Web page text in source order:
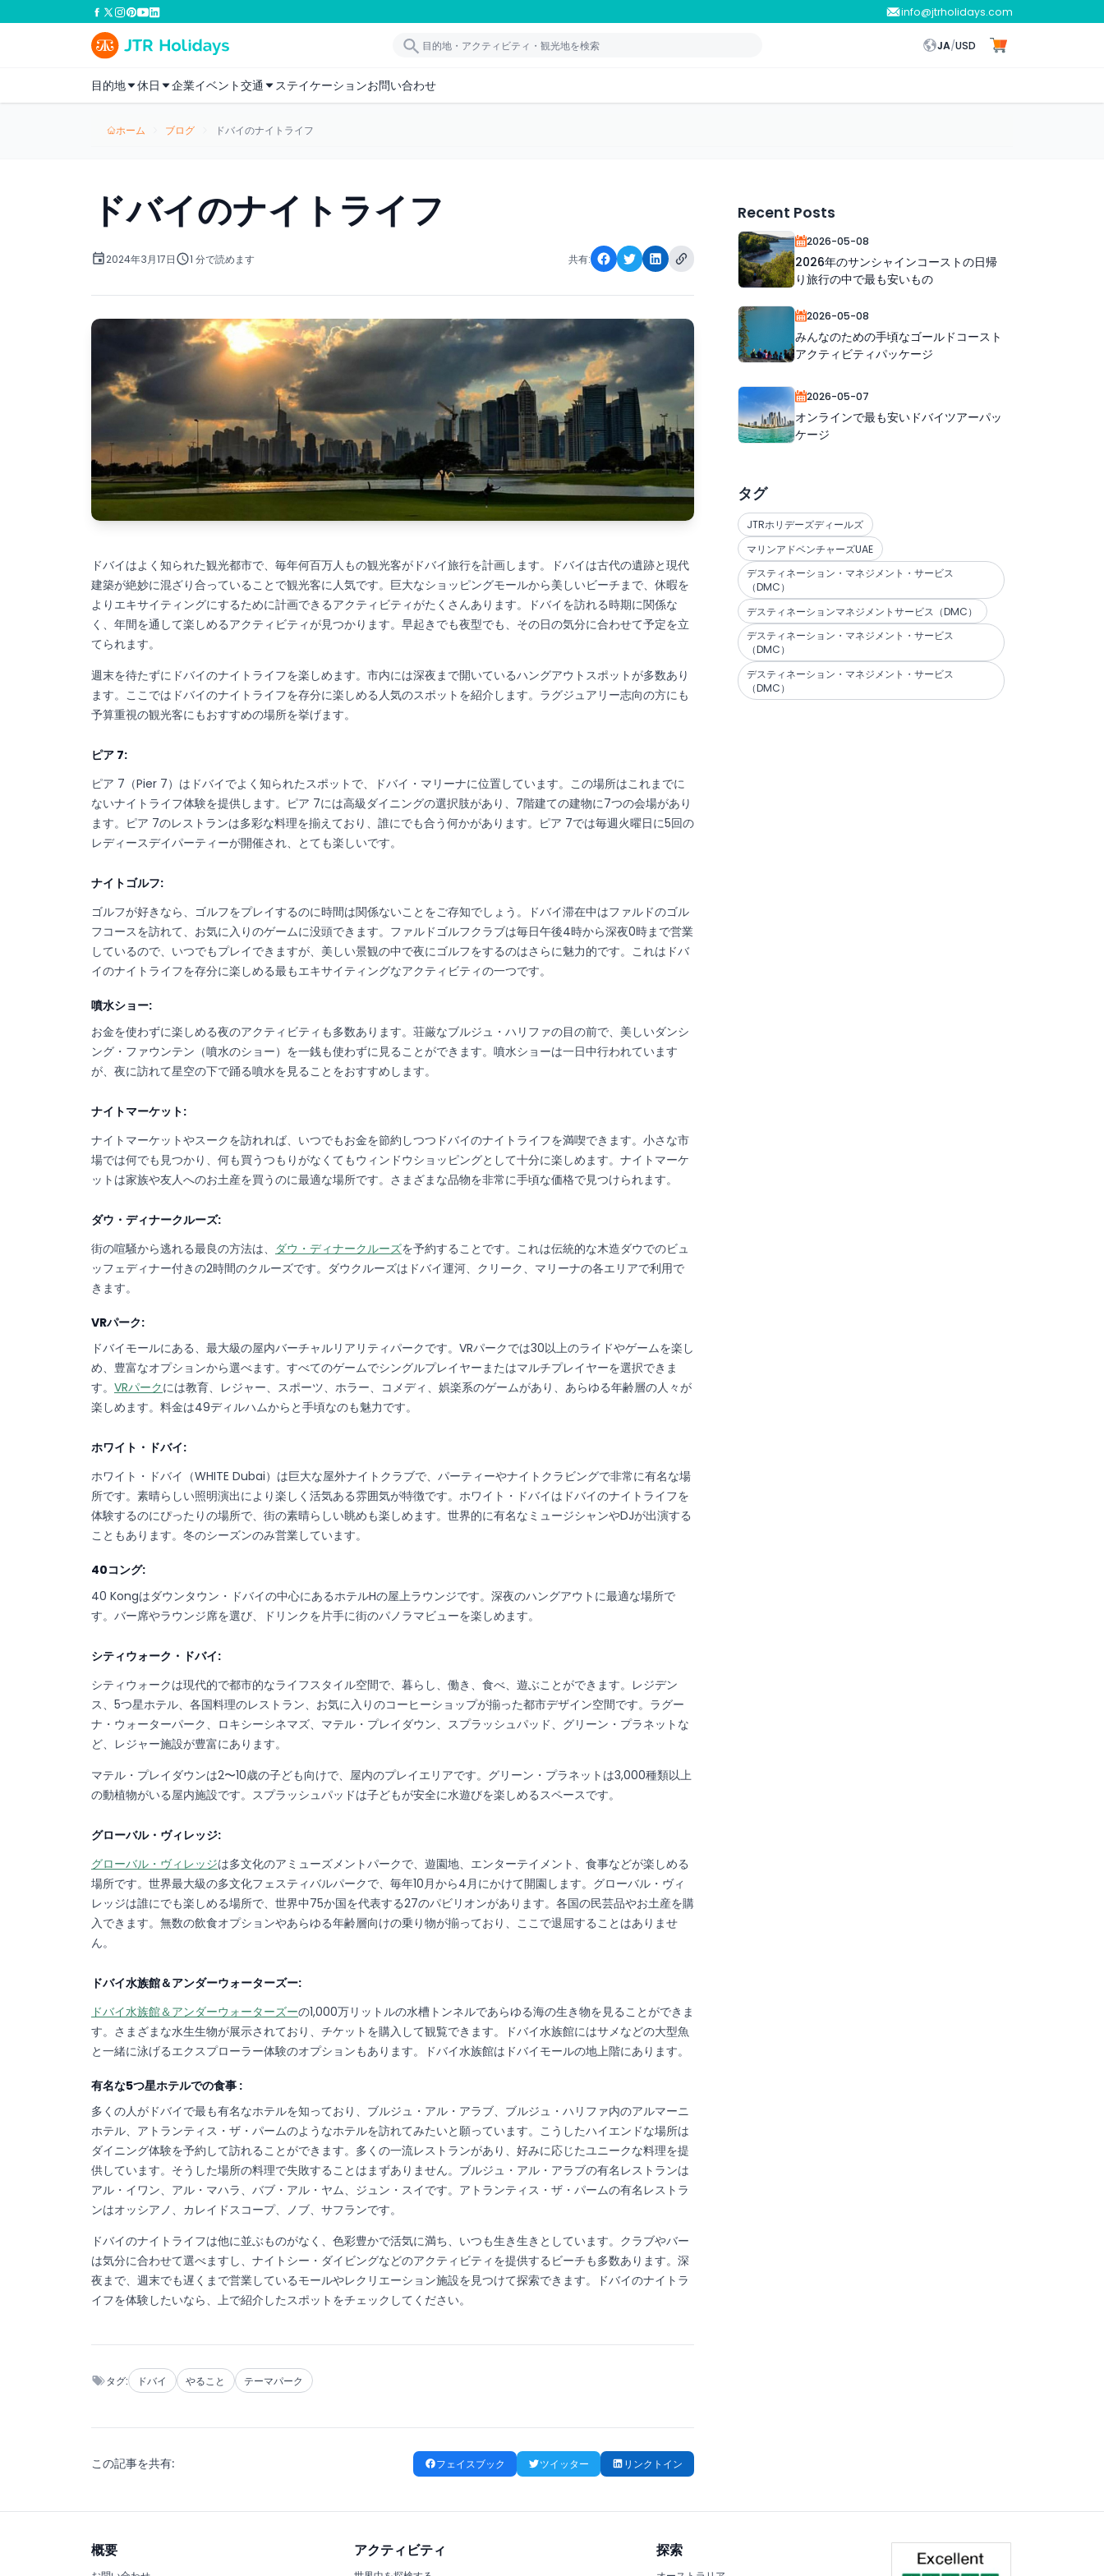
info@jtrholidays.com
JA/USD
目的地 休日 企業イベント交通 ステイケーションお問い合わせ
ホーム ブログ ドバイのナイトライフ
ドバイのナイトライフ
2024年3月17日 1 分で読めます 共有:
ドバイはよく知られた観光都市で、毎年何百万人もの観光客がドバイ旅行を計画します。ドバイは古代の遺跡と現代
建築が絶妙に混ざり合っていることで観光客に人気です。巨大なショッピングモールから美しいビーチまで、休暇を
よりエキサイティングにするために計画できるアクティビティがたくさんあります。ドバイを訪れる時期に関係な
く、年間を通して楽しめるアクティビティが見つかります。早起きでも夜型でも、その日の気分に合わせて予定を立
てられます。
週末を待たずにドバイのナイトライフを楽しめます。市内には深夜まで開いているハングアウトスポットが多数あり
ます。ここではドバイのナイトライフを存分に楽しめる人気のスポットを紹介します。ラグジュアリー志向の方にも
予算重視の観光客にもおすすめの場所を挙げます。
ピア 7:
ピア 7（Pier 7）はドバイでよく知られたスポットで、ドバイ・マリーナに位置しています。この場所はこれまでに
ないナイトライフ体験を提供します。ピア 7には高級ダイニングの選択肢があり、7階建ての建物に7つの会場があり
ます。ピア 7のレストランは多彩な料理を揃えており、誰にでも合う何かがあります。ピア 7では毎週火曜日に5回の
レディースデイパーティーが開催され、とても楽しいです。
ナイトゴルフ:
ゴルフが好きなら、ゴルフをプレイするのに時間は関係ないことをご存知でしょう。ドバイ滞在中はファルドのゴル
フコースを訪れて、お気に入りのゲームに没頭できます。ファルドゴルフクラブは毎日午後4時から深夜0時まで営業
しているので、いつでもプレイできますが、美しい景観の中で夜にゴルフをするのはさらに魅力的です。これはドバ
イのナイトライフを存分に楽しめる最もエキサイティングなアクティビティの一つです。
噴水ショー:
お金を使わずに楽しめる夜のアクティビティも多数あります。荘厳なブルジュ・ハリファの目の前で、美しいダンシ
ング・ファウンテン（噴水のショー）を一銭も使わずに見ることができます。噴水ショーは一日中行われています
が、夜に訪れて星空の下で踊る噴水を見ることをおすすめします。
ナイトマーケット:
ナイトマーケットやスークを訪れれば、いつでもお金を節約しつつドバイのナイトライフを満喫できます。小さな市
場では何でも見つかり、何も買うつもりがなくてもウィンドウショッピングとして十分に楽しめます。ナイトマーケ
ットは家族や友人へのお土産を買うのに最適な場所です。さまざまな品物を非常に手頃な価格で見つけられます。
ダウ・ディナークルーズ:
街の喧騒から逃れる最良の方法は、 ダウ・ディナークルーズを予約することです。これは伝統的な木造ダウでのビュ
ッフェディナー付きの2時間のクルーズです。ダウクルーズはドバイ運河、クリーク、マリーナの各エリアで利用で
きます。
VRパーク:
ドバイモールにある、最大級の屋内バーチャルリアリティパークです。VRパークでは30以上のライドやゲームを楽し
め、豊富なオプションから選べます。すべてのゲームでシングルプレイヤーまたはマルチプレイヤーを選択できま
す。 VRパークには教育、レジャー、スポーツ、ホラー、コメディ、娯楽系のゲームがあり、あらゆる年齢層の人々が
楽しめます。料金は49ディルハムからと手頃なのも魅力です。
ホワイト・ドバイ:
ホワイト・ドバイ（WHITE Dubai）は巨大な屋外ナイトクラブで、パーティーやナイトクラビングで非常に有名な場
所です。素晴らしい照明演出により楽しく活気ある雰囲気が特徴です。ホワイト・ドバイはドバイのナイトライフを
体験するのにぴったりの場所で、街の素晴らしい眺めも楽しめます。世界的に有名なミュージシャンやDJが出演する
こともあります。冬のシーズンのみ営業しています。
40コング:
40 Kongはダウンタウン・ドバイの中心にあるホテルHの屋上ラウンジです。深夜のハングアウトに最適な場所で
す。バー席やラウンジ席を選び、ドリンクを片手に街のパノラマビューを楽しめます。
シティウォーク・ドバイ:
シティウォークは現代的で都市的なライフスタイル空間で、暮らし、働き、食べ、遊ぶことができます。レジデン
ス、5つ星ホテル、各国料理のレストラン、お気に入りのコーヒーショップが揃った都市デザイン空間です。ラグー
ナ・ウォーターパーク、ロキシーシネマズ、マテル・プレイダウン、スプラッシュパッド、グリーン・プラネットな
ど、レジャー施設が豊富にあります。
マテル・プレイダウンは2〜10歳の子ども向けで、屋内のプレイエリアです。グリーン・プラネットは3,000種類以上
の動植物がいる屋内施設です。スプラッシュパッドは子どもが安全に水遊びを楽しめるスペースです。
グローバル・ヴィレッジ:
グローバル・ヴィレッジは多文化のアミューズメントパークで、遊園地、エンターテイメント、食事などが楽しめる
場所です。世界最大級の多文化フェスティバルパークで、毎年10月から4月にかけて開園します。グローバル・ヴィ
レッジは誰にでも楽しめる場所で、世界中75か国を代表する27のパビリオンがあります。各国の民芸品やお土産を購
入できます。無数の飲食オプションやあらゆる年齢層向けの乗り物が揃っており、ここで退屈することはありませ
ん。
ドバイ水族館＆アンダーウォーターズー:
ドバイ水族館＆アンダーウォーターズーの1,000万リットルの水槽トンネルであらゆる海の生き物を見ることができま
す。さまざまな水生生物が展示されており、チケットを購入して観覧できます。ドバイ水族館にはサメなどの大型魚
と一緒に泳げるエクスプローラー体験のオプションもあります。ドバイ水族館はドバイモールの地上階にあります。
有名な5つ星ホテルでの食事 :
多くの人がドバイで最も有名なホテルを知っており、ブルジュ・アル・アラブ、ブルジュ・ハリファ内のアルマーニ
ホテル、アトランティス・ザ・パームのようなホテルを訪れてみたいと願っています。こうしたハイエンドな場所は
ダイニング体験を予約して訪れることができます。多くの一流レストランがあり、好みに応じたユニークな料理を提
供しています。そうした場所の料理で失敗することはまずありません。ブルジュ・アル・アラブの有名レストランは
アル・イワン、アル・マハラ、バブ・アル・ヤム、ジュン・スイです。アトランティス・ザ・パームの有名レストラ
ンはオッシアノ、カレイドスコープ、ノブ、サフランです。
ドバイのナイトライフは他に並ぶものがなく、色彩豊かで活気に満ち、いつも生き生きとしています。クラブやバー
は気分に合わせて選べますし、ナイトシー・ダイビングなどのアクティビティを提供するビーチも多数あります。深
夜まで、週末でも遅くまで営業しているモールやレクリエーション施設を見つけて探索できます。ドバイのナイトラ
イフを体験したいなら、上で紹介したスポットをチェックしてください。
タグ: ドバイ やること テーマパーク
この記事を共有: フェイスブック ツイッター リンクトイン
Recent Posts
2026-05-08
2026年のサンシャインコーストの日帰
り旅行の中で最も安いもの
2026-05-08
みんなのための手頃なゴールドコースト
アクティビティパッケージ
2026-05-07
オンラインで最も安いドバイツアーパッ
ケージ
タグ
JTRホリデーズディールズ
マリンアドベンチャーズUAE
デスティネーション・マネジメント・サービス
（DMC）
デスティネーションマネジメントサービス（DMC）
デスティネーション・マネジメント・サービス
（DMC）
デスティネーション・マネジメント・サービス
（DMC）
概要 アクティビティ 探索